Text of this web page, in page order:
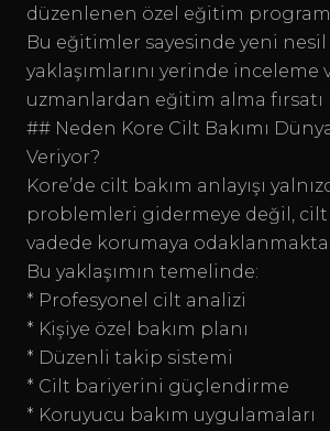
düzenlenen özel eğitim
Bu eğitimler sayesinde yeni nesil
yaklaşımlarını yerinde inceleme
uzmanlardan eğitim alma fırsatı
## Neden Kore Cilt Bakımı
Veriyor?
Kore’de cilt bakım anlayışı
problemleri gidermeye değil, cilt
vadede korumaya
Bu yaklaşımın temelinde:
* Profesyonel cilt analizi
* Kişiye özel bakım planı
* Düzenli takip sistemi
* Cilt bariyerini güçlendirme
* Koruyucu bakım uygulamaları